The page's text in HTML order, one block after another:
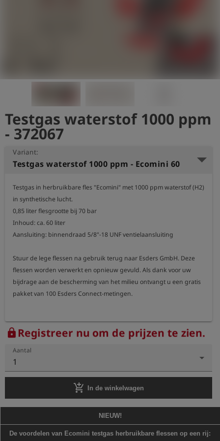
Testgas waterstof 1000 ppm
- 372067
Variant:
Testgas waterstof 1000 ppm - Ecomini 60
Testgas in herbruikbare fles "Ecomini" met 1000 ppm waterstof (H2)
in synthetische lucht.
0,85 liter flesgrootte bij 70 bar
Inhoud: ca. 60 liter
Aansluiting: binnendraad 5/8"-18 UNF ventielaansluiting
Stuur de lege flessen na gebruik terug naar Esders GmbH. Deze
flessen worden verwerkt en opnieuw gevuld. Als dank voor uw
bijdrage aan de bescherming van het milieu ontvangt u een gratis
lockRegistreer nu om de prijzen te zien.
Aantal
1
add_shopping_cart In de winkelwagen
NIEUW!
De voordelen van Ecomini testgas herbruikbare flessen op een rij: